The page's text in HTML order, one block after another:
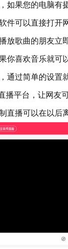
果您的电脑有
可以直接打开
歌曲的朋友立
喜欢音乐就可
过简单的设置
平台，让网友
播可以在以后